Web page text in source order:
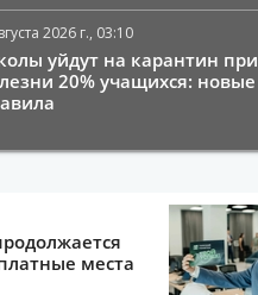
2026 г., 03:10
уйдут на карантин при
20% учащихся: новые
места